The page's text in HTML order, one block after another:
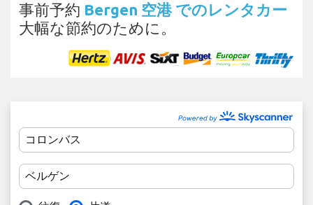
事前予約 Bergen 空港 でのレンタカー
大幅な節約のために。